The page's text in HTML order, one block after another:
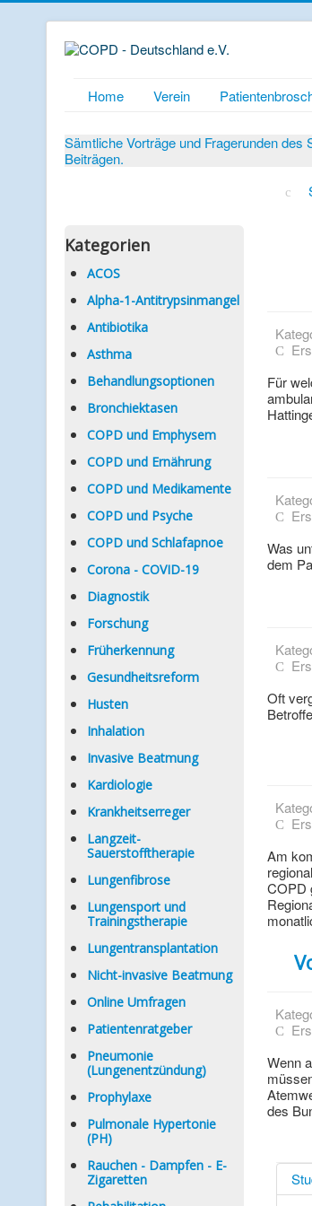
Home Verein
Sämtliche Vorträge und Fragerunden
Beiträgen.
Kategorien
ACOS
Alpha-1-Antitrypsinmangel
Antibiotika
Asthma
Behandlungsoptionen
Bronchiektasen
COPD und Emphysem
COPD und Ernährung
COPD und Medikamente
COPD und Psyche
COPD und Schlafapnoe
Corona - COVID-19
Diagnostik
Forschung
Früherkennung
Gesundheitsreform
Husten
Inhalation
Invasive Beatmung
Kardiologie
Krankheitserreger
Langzeit-
Sauerstofftherapie
Lungenfibrose
Lungensport und
Trainingstherapie
Lungentransplantation
Nicht-invasive Beatmung
Online Umfragen
Patientenratgeber
Pneumonie
(Lungenentzündung)
Prophylaxe
Pulmonale Hypertonie
(PH)
Rauchen - Dampfen - E-
Zigaretten
Für
Was
dem
Oft
Am
COPD
Wenn
des